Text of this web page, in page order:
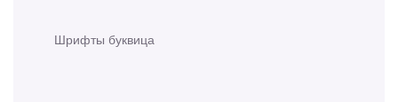
Шрифты буквица